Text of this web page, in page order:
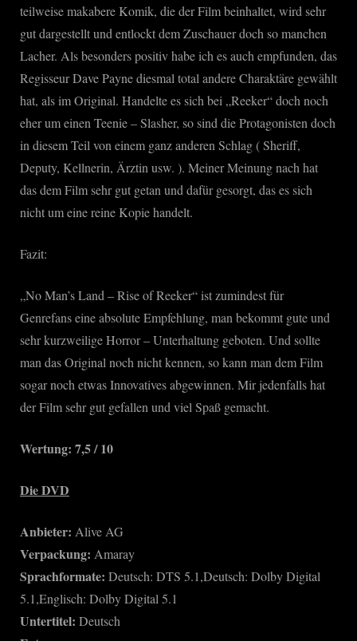
teilweise makabere Komik, die der Film beinhaltet, wird sehr
gut dargestellt und entlockt dem Zuschauer doch so manchen
Lacher. Als besonders positiv habe ich es auch empfunden, das
Regisseur Dave Payne diesmal total andere Charaktäre gewählt
hat, als im Original. Handelte es sich bei „Reeker“ doch noch
eher um einen Teenie – Slasher, so sind die Protagonisten doch
in diesem Teil von einem ganz anderen Schlag ( Sheriff,
Deputy, Kellnerin, Ärztin usw. ). Meiner Meinung nach hat
das dem Film sehr gut getan und dafür gesorgt, das es sich
nicht um eine reine Kopie handelt.
Fazit:
„No Man’s Land – Rise of Reeker“ ist zumindest für
Genrefans eine absolute Empfehlung, man bekommt gute und
sehr kurzweilige Horror – Unterhaltung geboten. Und sollte
man das Original noch nicht kennen, so kann man dem Film
sogar noch etwas Innovatives abgewinnen. Mir jedenfalls hat
der Film sehr gut gefallen und viel Spaß gemacht.
Wertung: 7,5 / 10
Die DVD
Anbieter: Alive AG
Verpackung: Amaray
Sprachformate: Deutsch: DTS 5.1,Deutsch: Dolby Digital
5.1,Englisch: Dolby Digital 5.1
Untertitel: Deutsch